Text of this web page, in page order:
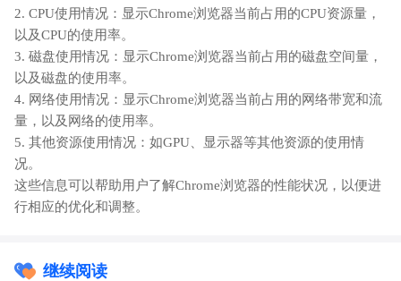
2. CPU使用情况：显示Chrome浏览器当前占用的CPU资源量，
以及CPU的使用率。
3. 磁盘使用情况：显示Chrome浏览器当前占用的磁盘空间量，
以及磁盘的使用率。
4. 网络使用情况：显示Chrome浏览器当前占用的网络带宽和流
量，以及网络的使用率。
5. 其他资源使用情况：如GPU、显示器等其他资源的使用情
况。
这些信息可以帮助用户了解Chrome浏览器的性能状况，以便进
行相应的优化和调整。
继续阅读